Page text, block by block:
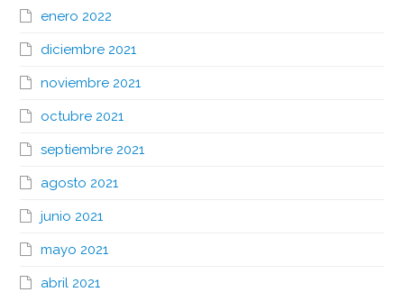
enero 2022
diciembre 2021
noviembre 2021
octubre 2021
septiembre 2021
agosto 2021
junio 2021
mayo 2021
abril 2021